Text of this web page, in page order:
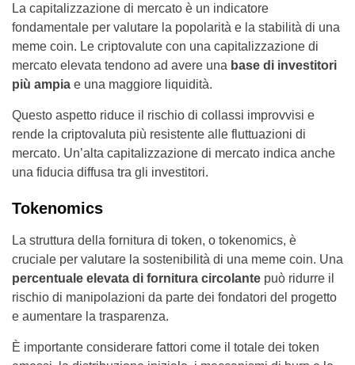
La capitalizzazione di mercato è un indicatore
fondamentale per valutare la popolarità e la stabilità di una
meme coin. Le criptovalute con una capitalizzazione di
mercato elevata tendono ad avere una base di investitori
più ampia e una maggiore liquidità.
Questo aspetto riduce il rischio di collassi improvvisi e
rende la criptovaluta più resistente alle fluttuazioni di
mercato. Un’alta capitalizzazione di mercato indica anche
una fiducia diffusa tra gli investitori.
Tokenomics
La struttura della fornitura di token, o tokenomics, è
cruciale per valutare la sostenibilità di una meme coin. Una
percentuale elevata di fornitura circolante può ridurre il
rischio di manipolazioni da parte dei fondatori del progetto
e aumentare la trasparenza.
È importante considerare fattori come il totale dei token